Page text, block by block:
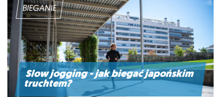
BIEGANIE
Slow jogging - jak biegać japońskim
truchtem?